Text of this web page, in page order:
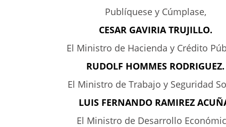
Publíquese y Cúmplase,
CESAR GAVIRIA TRUJILLO.
El Ministro de Hacienda y Crédito
RUDOLF HOMMES RODRIGUEZ.
El Ministro de Trabajo y Seguridad
LUIS FERNANDO RAMIREZ
El Ministro de Desarrollo